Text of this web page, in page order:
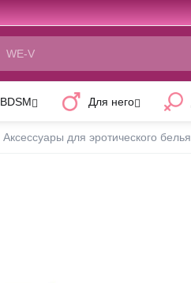
BDSM Для него
Аксессуары для эротического белья